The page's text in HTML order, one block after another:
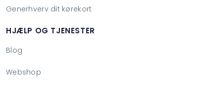
Generhverv dit kørekort
HJÆLP OG TJENESTER
Blog
Webshop